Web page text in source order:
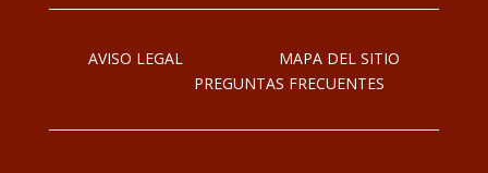
AVISO LEGAL
MAPA DEL SITIO
PREGUNTAS FRECUENTES